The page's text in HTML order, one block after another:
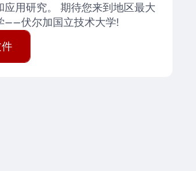
应用研究。 期待您来到地区最大
——伏尔加国立技术大学!